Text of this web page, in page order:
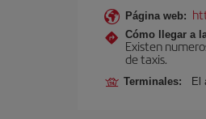
Página web:
Cómo llegar a
Existen
de taxis.
Terminales: El